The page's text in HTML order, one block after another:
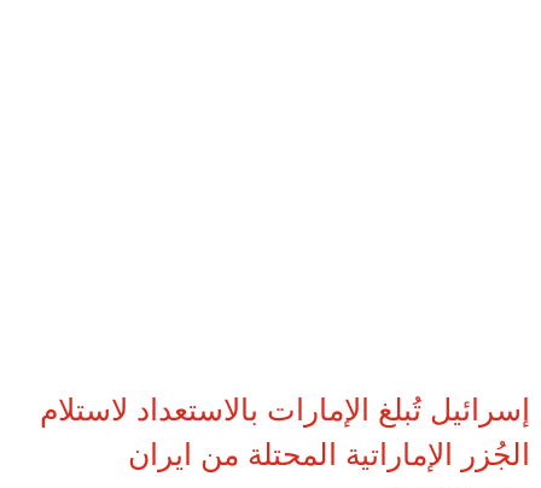
إسرائيل تُبلغ الإمارات بالاستعداد لاستلام
الجُزر الإماراتية المحتلة من ايران